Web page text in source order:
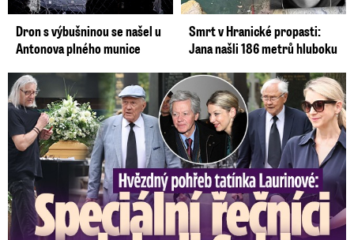
Dron s výbušninou se našel u
Antonova plného munice
Smrt v Hranické propasti:
Jana našli 186 metrů hluboku
Speciální řečníci nad rakví Laurina: Rozbrečeli i dceru